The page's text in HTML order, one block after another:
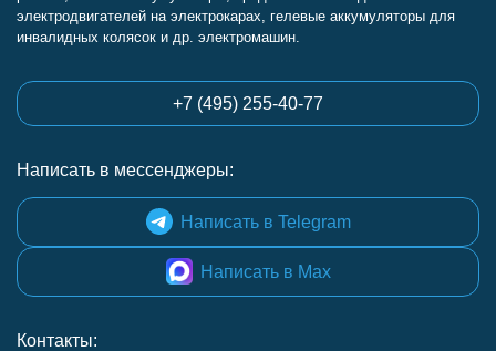
электродвигателей на электрокарах, гелевые аккумуляторы для
инвалидных колясок и др. электромашин.
+7 (495) 255-40-77
Написать в мессенджеры:
Написать в Telegram
Написать в Max
Контакты: